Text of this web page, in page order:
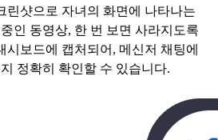
린샷으로 자녀의 화면에 나타나는
인 동영상, 한 번 보면 사라지도록
보드에 캡처되어, 메신저 채팅에
정확히 확인할 수 있습니다.